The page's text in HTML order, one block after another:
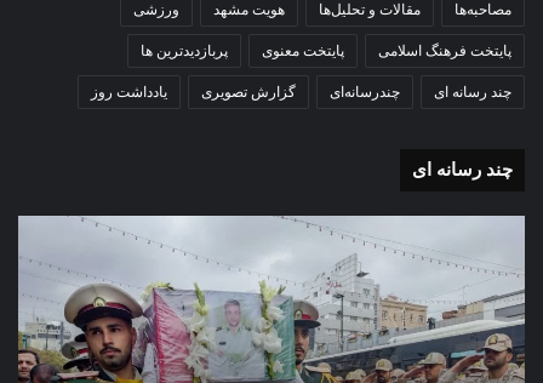
مصاحبه‌ها مقالات و تحلیل‌ها هویت مشهد ورزشی
پایتخت فرهنگ اسلامی پایتخت معنوی پربازدیدترین ها
چند رسانه ای چندرسانه‌ای گزارش تصویری یادداشت روز
چند رسانه ای
تشییع
پیکر
مطهر
شهید